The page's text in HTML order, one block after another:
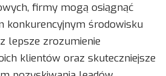
firmy mogą osiągnąć
konkurencyjnym środowisku
lepsze zrozumienie
klientów oraz skuteczniejsze